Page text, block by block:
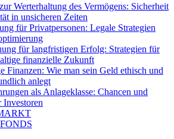
Werterhaltung des Vermögens: Sicherheit
in unsicheren Zeiten
für Privatpersonen: Legale Strategien
für langfristigen Erfolg: Strategien für
finanzielle Zukunft
Finanzen: Wie man sein Geld ethisch und
anlegt
als Anlageklasse: Chancen und